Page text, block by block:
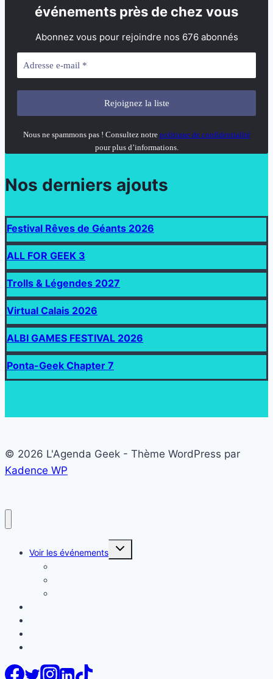
événements près de chez vous
Abonnez vous pour rejoindre nos 676 abonnés
Nous ne spammons pas ! Consultez notre politique de confidentialité
pour plus d’informations.
Nos derniers ajouts
Festival Rêves de Géants 2026
ALL FOR GEEK 3
Trolls & Légendes 2027
Virtual Calais 2026
ALBI GAMES FESTIVAL 2026
Ponta-Geek Chapter 7
© 2026 L'Agenda Geek - Thème WordPress par
Kadence WP
Voir les événements
Ouvrir/fermer